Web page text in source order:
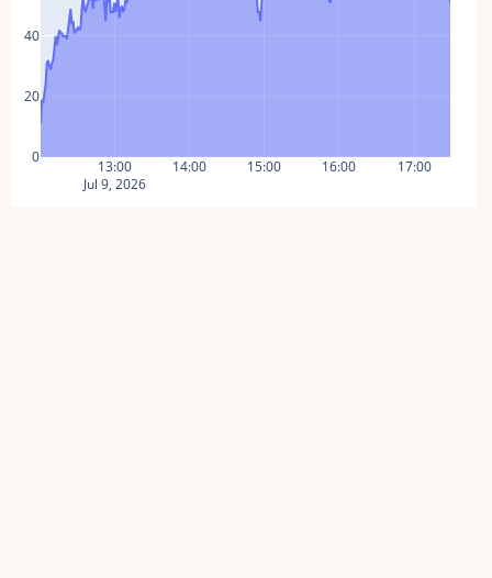
13:00
Jul 9, 2026
14:00 15:00 16:00 17:00
0
20
40